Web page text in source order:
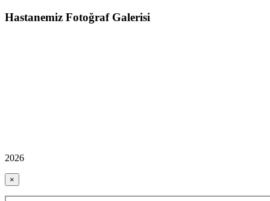
Hastanemiz Fotoğraf Galerisi
2026
×